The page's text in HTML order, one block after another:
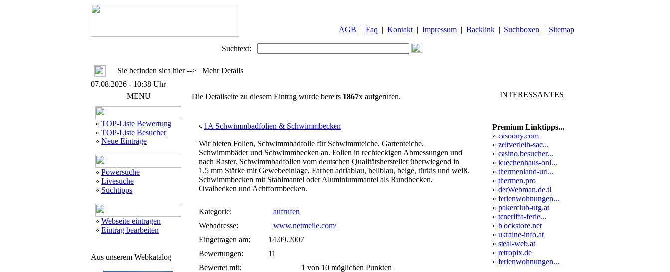
AGB | Faq | Kontakt | Impressum | Backlink | Suchboxen | Sitemap
Suchtext:
Sie befinden sich hier --> Mehr Details
07.08.2026 - 10:38 Uhr
MENU
» TOP-Liste Bewertung
» TOP-Liste Besucher
» Neue Einträge
» Powersuche
» Livesuche
» Suchtipps
» Webseite eintragen
» Eintrag bearbeiten
Aus unserem Webkatalog
Die Detailseite zu diesem Eintrag wurde bereits 1867x aufgerufen.
1A Schwimmbadfolien & Schwimmbecken
Wir bieten Folien, Schwimmbadfolie für Schwimmteiche, Gartenteiche,
Schwimmbäder und Schwimmbecken an. Folien in rechteckigen Abmessungen und
nach Raster. Schwimmbadfolien vom deutschen Qualitätshersteller überwiegend in
1,5 mm Stärke mit Gewebeeinlage, Farben adriablau, hellblau, beige, türkis und weiß.
Schwimmbecken mit Stahlmantel oder Aluminiummantel als Rundbecken,
Ovalbecken und Achtformbecken.
Kategorie:
aufrufen
Webadresse:
www.netmeile.com/
Eingetragen am:
14.09.2007
Bewertungen:
11
Bewertet mit:
1 von 10 möglichen Punkten
INTERESSANTES
Premium Linktipps...
» casoony.com
» zeltverleih-sac...
» casino.besucher...
» kuechenhaus-onl...
» thermenland-url...
» thermen.pro
» derWebman.de.tl
» ferienwohnungen...
» pokerclub-utg.at
» teneriffa-ferie...
» blockstore.net
» ukraine-info.at
» steal-web.at
» retropix.de
» ferienwohnungen...